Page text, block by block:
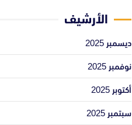
الأرشيف
ديسمبر 2025
نوفمبر 2025
أكتوبر 2025
سبتمبر 2025